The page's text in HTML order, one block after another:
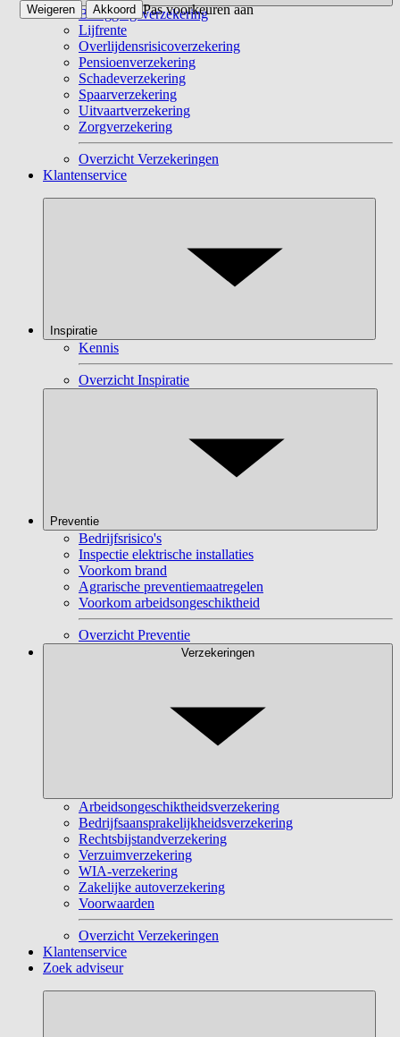
Beleggingsverzekering
Lijfrente
Overlijdensrisicoverzekering
Pensioenverzekering
Schadeverzekering
Spaarverzekering
Uitvaartverzekering
Zorgverzekering
Overzicht Verzekeringen
Klantenservice
Inspiratie
Kennis
Overzicht Inspiratie
Preventie
Bedrijfsrisico's
Inspectie elektrische installaties
Voorkom brand
Agrarische preventiemaatregelen
Voorkom arbeidsongeschiktheid
Overzicht Preventie
Verzekeringen
Arbeidsongeschiktheidsverzekering
Bedrijfsaansprakelijkheidsverzekering
Rechtsbijstandverzekering
Verzuimverzekering
WIA-verzekering
Zakelijke autoverzekering
Voorwaarden
Overzicht Verzekeringen
Klantenservice
Zoek adviseur
Pas voorkeuren aan
Weigeren Akkoord